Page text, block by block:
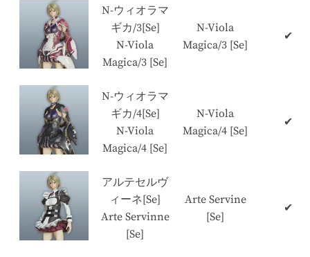
N-ウィオラマ
ギカ/3[Se]
N-Viola
Magica/3 [Se]
N-Viola
Magica/3 [Se]
✔
N-ウィオラマ
ギカ/4[Se]
N-Viola
Magica/4 [Se]
N-Viola
Magica/4 [Se]
✔
アルテセルヴ
ィーネ[Se]
Arte Servinne
[Se]
Arte Servine
[Se]
✔